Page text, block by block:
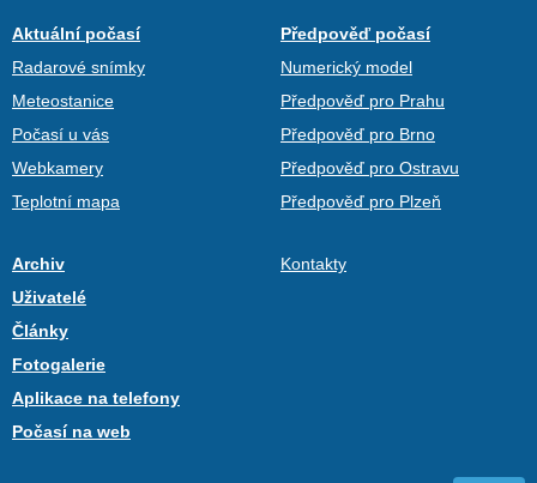
Aktuální počasí
Radarové snímky
Meteostanice
Počasí u vás
Webkamery
Teplotní mapa
Předpověď počasí
Numerický model
Předpověď pro Prahu
Předpověď pro Brno
Předpověď pro Ostravu
Předpověď pro Plzeň
Archiv
Uživatelé
Články
Fotogalerie
Aplikace na telefony
Počasí na web
Kontakty